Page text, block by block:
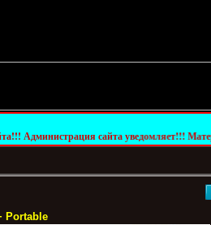
сайта уведомляет!!! Материалы сайта
Portable